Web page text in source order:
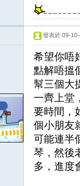
發表於 09-
希望你唔
點解唔搵
幫三個大
一齊上堂
要時間，
個小朋友
可能連半
琴，然後
多，進度